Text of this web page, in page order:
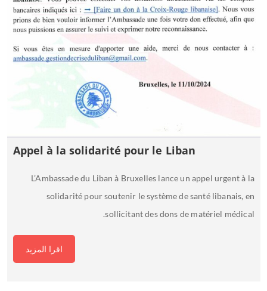
Appel à la solidarité pour le Liban
L’Ambassade du Liban à Bruxelles lance un appel urgent à la
solidarité pour soutenir le système de santé libanais, en
sollicitant des dons de matériel médical.
اقرا المزيد